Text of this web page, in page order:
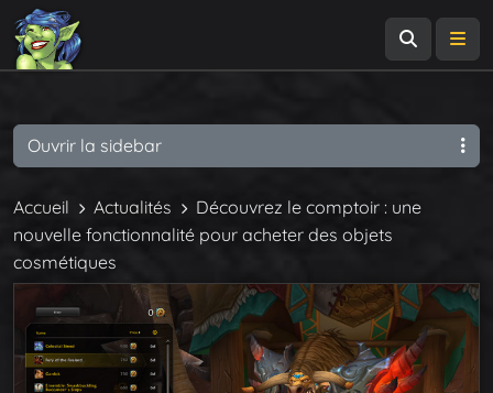
Accueil Actualités
Découvrez le comptoir : une
nouvelle fonctionnalité pour acheter des objets
cosmétiques
Ouvrir la sidebar